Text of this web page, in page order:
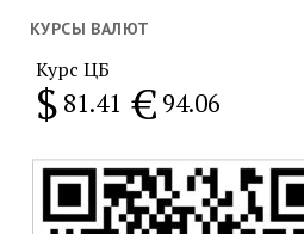
месяц
КУРСЫ ВАЛЮТ
Курс ЦБ
$ 81.41 € 94.06